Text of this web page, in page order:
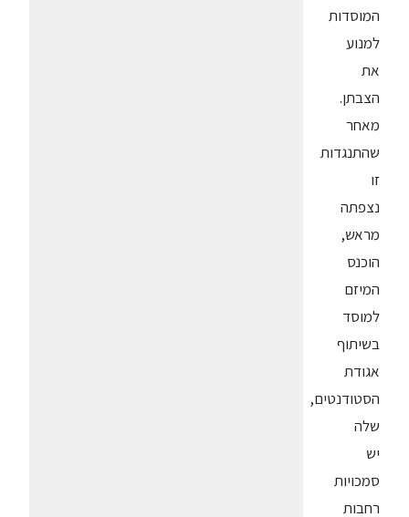
המוסדות
למנוע
את
הצבתן.
מאחר
שהתנגדות
זו
נצפתה
מראש,
הוכנס
המיזם
למוסד
בשיתוף
אגודת
הסטודנטים,
שלה
יש
סמכויות
רחבות